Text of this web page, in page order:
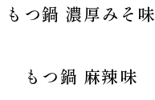
もつ鍋 濃厚みそ味
もつ鍋 麻辣味